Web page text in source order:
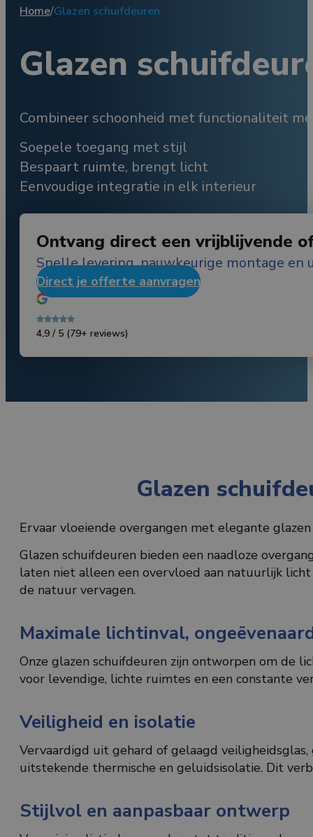
Home/Glazen schuifdeuren
Glazen
Combineer schoonheid met functionaliteit
Soepele toegang met stijl
Bespaart ruimte, brengt licht
Eenvoudige integratie in elk interieur
Ontvang direct een vrijblijvende
Snelle levering, nauwkeurige montage en
Direct je offerte aanvragen
4,9 / 5 (79+ reviews)
Glazen
Ervaar vloeiende overgangen met elegante
Glazen schuifdeuren bieden een naadloze
laten niet alleen een overvloed aan natuurlijk
de natuur vervagen.
Maximale lichtinval,
Onze glazen schuifdeuren zijn ontworpen om de
voor levendige, lichte ruimtes en een constante
Veiligheid en isolatie
Vervaardigd uit gehard of gelaagd
uitstekende thermische en geluidsisolatie. Dit
Stijlvol en aanpasbaar ontwerp